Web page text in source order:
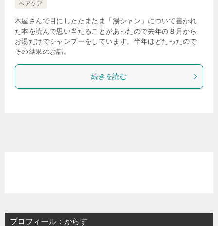
ヘアケア
本屋さんで目にしたたまたま「湯シャン」について書かれ
た本を読んで思い当たることがあったので去年の８月から
お湯だけでシャンプーをしています。半年ほどたったので
その結果のお話。
続きを読む
プロフィール：からす